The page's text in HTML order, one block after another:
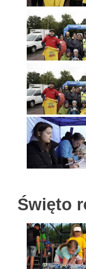
Święto